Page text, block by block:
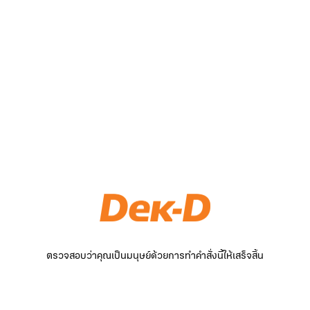
ตรวจสอบว่าคุณเป็นมนุษย์ด้วยการทำคำสั่งนี้ให้เสร็จสิ้น